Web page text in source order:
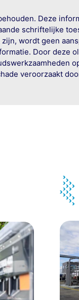
Deze
schriftelijke
wordt geen
Door deze
veroorzaakt